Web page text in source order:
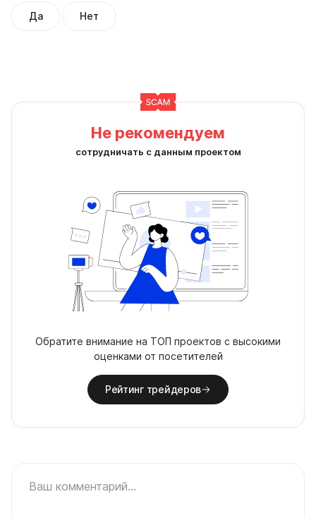
Да Нет
Не рекомендуем
сотрудничать с данным проектом
Обратите внимание на ТОП проектов с высокими
оценками от посетителей
Рейтинг трейдеров
Ваш комментарий...